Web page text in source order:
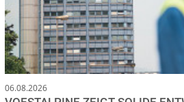
06.08.2026